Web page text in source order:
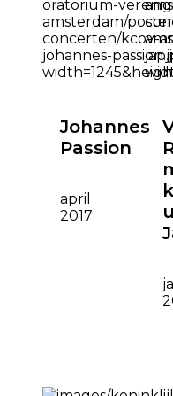
Johannes
Passion
april
2017